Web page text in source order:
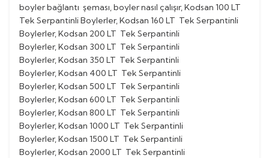
boyler bağlantı şeması, boyler nasıl çalışır, Kodsan 100 LT
Tek Serpantinli Boylerler, Kodsan 160 LT Tek Serpantinli
Boylerler, Kodsan 200 LT Tek Serpantinli
Boylerler, Kodsan 300 LT Tek Serpantinli
Boylerler, Kodsan 350 LT Tek Serpantinli
Boylerler, Kodsan 400 LT Tek Serpantinli
Boylerler, Kodsan 500 LT Tek Serpantinli
Boylerler, Kodsan 600 LT Tek Serpantinli
Boylerler, Kodsan 800 LT Tek Serpantinli
Boylerler, Kodsan 1000 LT Tek Serpantinli
Boylerler, Kodsan 1500 LT Tek Serpantinli
Boylerler, Kodsan 2000 LT Tek Serpantinli